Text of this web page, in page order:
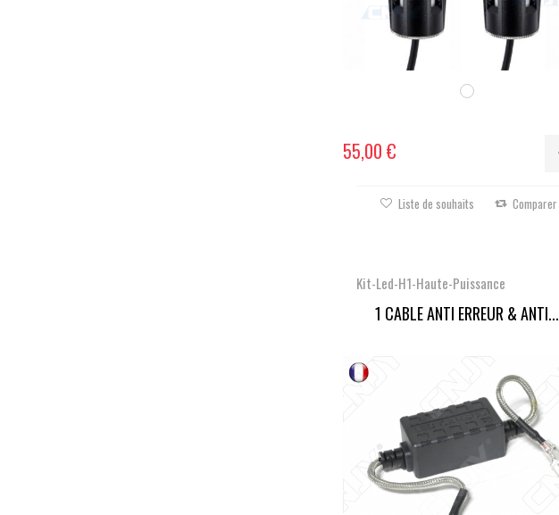
55,00 €
Liste de souhaits Comparer
Kit-Led-H1-Haute-Puissance
1 CABLE ANTI ERREUR & ANTI...